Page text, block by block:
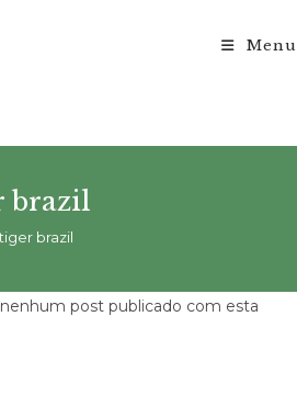
Menu
brazil
brazil
post publicado com esta